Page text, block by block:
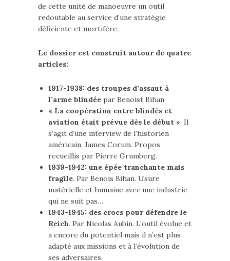
de cette unité de manoeuvre un outil
redoutable au service d’une stratégie
déficiente et mortifère.
Le dossier est construit autour de quatre
articles:
1917-1938: des troupes d’assaut à
l’arme blindée par Benoist Bihan
« La coopération entre blindés et
aviation était prévue dès le début ». Il
s’agit d’une interview de l’historien
américain, James Corum. Propos
recueillis par Pierre Grumberg.
1939-1942: une épée tranchante mais
fragile. Par Benois Bihan. Usure
matérielle et humaine avec une industrie
qui ne suit pas…
1943-1945: des crocs pour défendre le
Reich. Par Nicolas Aubin. L’outil évolue et
a encore du potentiel mais il n’est plus
adapté aux missions et à l’évolution de
ses adversaires.